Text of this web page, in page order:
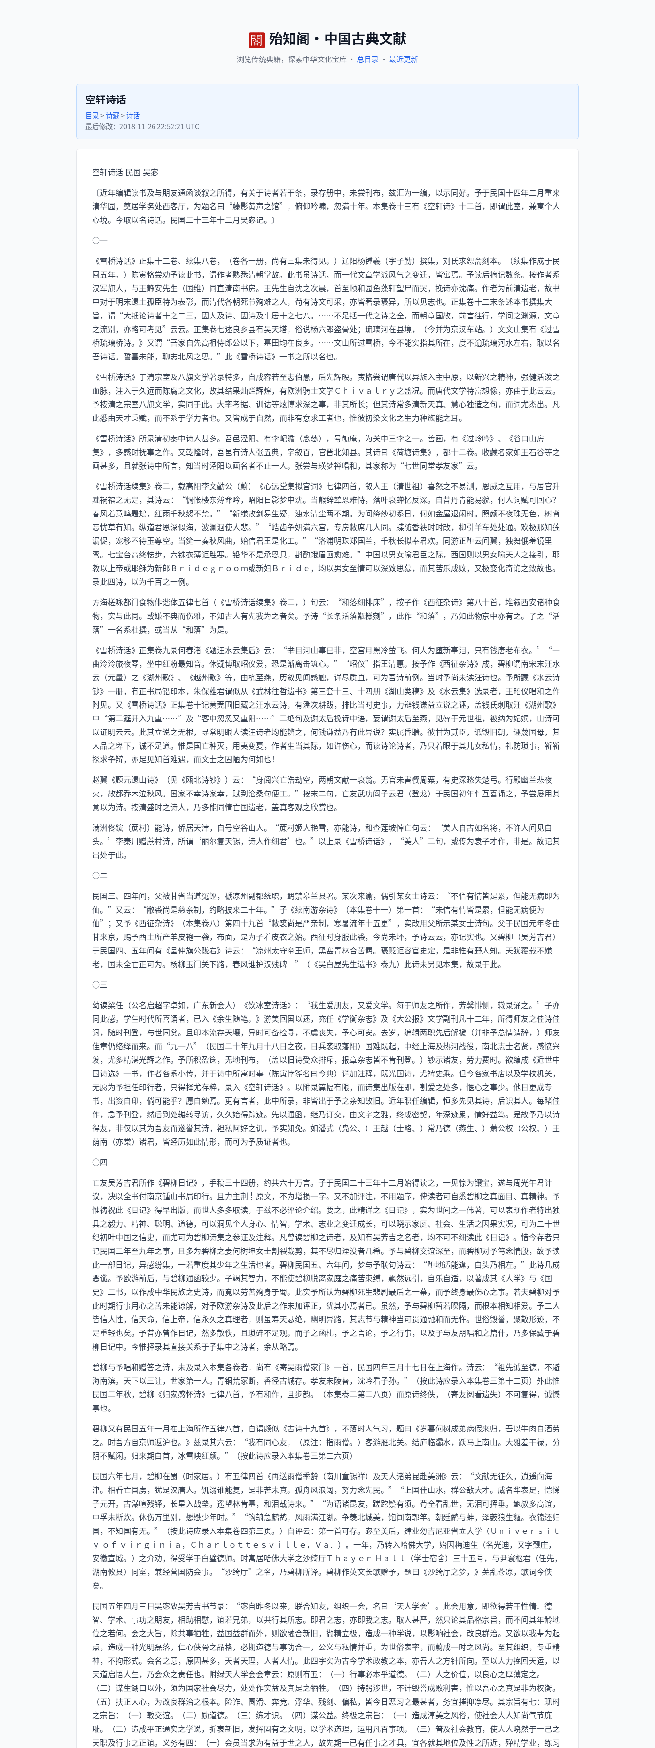
殆知阁 · 中国古典文献
浏览传统典籍， 探索中华文化宝库 · 总目录 · 最近更新
空轩诗话
目录>诗藏>诗话
最后修改： 2018-11-26 22:52:21 UTC
空轩诗话 民国 吴宓
〔近年编辑读书及与朋友通函谈叙之所得，有关于诗者若干条，录存册中，未尝刊布，兹汇为一编，以示同好。予于民国十四年二月重来
清华园，奠居学务处西客厅，为题名曰“藤影黄声之馆”，俯仰吟啸，忽满十年。本集卷十三有《空轩诗》十二首，即谓此室，兼寓个人
心境。今取以名诗话。民国二十三年十二月吴宓记。〕
○一
《雪桥诗话》正集十二卷、续集八卷，（卷各一册，尚有三集未得见。）辽阳杨锺羲（字子勤）撰集，刘氏求恕斋刻本。（续集作成于民
囤五年。）陈寅恪尝劝予读此书，谓作者熟悉清朝掌故。此书虽诗话，而一代文章学派风气之变迁，皆寓焉。予读后摘记数条。按作者系
汉军旗人，与王静安先生（国维）同直清南书房。王先生自沈之次晨，首至颐和园鱼藻轩望尸而哭，挽诗亦沈痛。作者为前清遗老，故书
中对于明末遗土孤臣特为表彰，而清代各朝死节殉难之人，苟有诗文可采，亦皆著录褒异，所以见志也。正集卷十二末条述本书撰集大
旨，谓“大抵论诗者十之二三，因人及诗、因诗及事居十之七八。……不足括一代之诗之全，而朝章国故，前言往行，学问之渊源，文章
之流别，亦略可考见”云云。正集卷七述良乡县有吴天塔，俗说杨六郎盗骨处；琉璃河在县境，（今并为京汉车站。）文文山集有《过雪
桥琉璃桥诗。》又谓“吾家自先高祖侍郎公以下，墓田均在良乡。……文山所过雪桥，今不能实指其所在，度不逾琉璃河水左右，取以名
吾诗话。誓墓未能，聊志北风之思。”此《雪桥诗话》一书之所以名也。
《雪桥诗话》于清宗室及八旗文学著录特多，自成容若至志伯愚，后先辉映。寅恪尝谓唐代以异族入主中原，以新兴之精神，强健活泼之
血脉，注入于久远而陈腐之文化，故其结果灿烂辉煌，有欧洲骑士文学Ｃｈｉｖａｌｒｙ之盛况。而唐代文学特富想像，亦由于此云云。
予按清之宗室八旗文学，实同于此。大率考据、训诂等炫博求深之事，非其所长；但其诗常多清新天真、慧心独造之句，而词尤杰出。凡
此悉由天才秉赋，而不系于学力者也。又皆成于自然，而非有意求工者也，惟彼初染文化之生力种族能之耳。
《雪桥诗话》所录清初秦中诗人甚多。吾邑泾阳、有李屺瞻（念慈），号劬庵，为关中三李之一。善画，有《过岭吟》、《谷口山房
集》，多感时抚事之作。又乾隆时，吾邑有诗人张五典，字叙百，官晋北知县。其诗曰《荷塘诗集》，都十二卷。收藏名家如王石谷等之
画甚多，且就张诗中所言，知当时泾阳以画名者不止一人。张尝与瑛梦禅唱和，其家称为“七世同堂孝友家”云。
《雪桥诗话续集》卷二，载高阳李文勤公（蔚）《心远堂集拟宫词》七律四首，叙人王（清世祖）喜怒之不易测，恩威之互用，与居官升
黜祸福之无定，其诗云：“惆怅楼东薄命吟，昭阳日影梦中沈。当熊辞辇恩难恃，落叶哀蝉忆反深。自昔丹青能易貌，何人词赋可回心？
春风着意鸣鶗鴂，红雨千秋怨不禁。”“新缣故剑易生疑，浊水清尘两不期。为问绛纱初系日，何如金屋退闲时。照颜不夜珠无色，树背
忘忧草有知。纵道君恩深似海，波澜洄使人悲。”“皓齿争妍满六宫，专房敝席几人同。蝶随香袂时时改，柳引羊车处处通。欢极那知莲
漏促，宠移不待玉尊空。当筵一奏秋风曲，始信君王是化工。”“洛浦明珠郑国兰，千秋长拟奉君欢。同游正堕云间翼，独舞俄羞镜里
鸾。七宝台高终怯步，六铢衣薄讵胜寒。铅华不是承恩具，斟酌蛾眉画愈难。”中国以男女喻君臣之际，西国则以男女喻天人之接引，耶
教以上帝或耶稣为新郎Ｂｒｉｄｅｇｒｏｏｍ或新妇Ｂｒｉｄｅ，均以男女至情可以深致思慕，而其苦乐成败，又极变化奇诡之致故也。
录此四诗，以为千百之一例。
方海槎咏都门食物俳谐体五律七首（《雪桥诗话续集》卷二，）句云：“和落细排床”，按子作《西征杂诗》第八十首，堆叙西安诸种食
物，实与此同。或嫌不典而伤雅，不知古人有先我为之者矣。予诗“长条活落甑糕剜”，此作“和落”，乃知此物京中亦有之。子之“活
落”一名系杜撰，或当从“和落”为是。
《雪桥诗话》正集卷九录何春渚《题汪水云集后》云：“举目河山事已非，空宫月黑冷萤飞。何人为堕新亭泪，只有钱唐老布衣。”“一
曲泠泠旅夜琴，坐中红粉最知音。休疑博取昭仪爱，恐是渐离击筑心。”“昭仪”指王清惠。按予作《西征杂诗》成，碧柳谓南宋末汪水
云（元量）之《湖州歌》、《越州歌》等，由杭至燕，历叙见闻感触，详尽质直，可为吾诗前例。当时予尚未读汪诗也。予所藏《水云诗
钞》一册，有正书局铅印本，朱保雄君谓似从《武林往哲遗书》第三套十三、十四册《湖山类稿》及《水云集》选录者，王昭仪唱和之作
附见。又《雪桥诗话》正集卷十记黄莞圃旧藏之汪水云诗，有潘次耕跋，排比当时史事，力辩钱谦益立说之诬，盖钱氏刺取汪《湖州歌》
中“第二筵开入九重……”及“客中忽忽又重阳……”二绝句及谢太后挽诗中语，妄谓谢太后至燕，见辱于元世祖，被纳为妃嫔，山诗可
以证明云云。此其立说之无根，寻常明眼人读汪诗者均能辨之，何钱谦益乃有此异说？实属昏聩。彼甘为贰臣，诋毁旧朝，诬蔑国母，其
人品之卑下，诚不足道。惟是国亡种灭，用夷变夏，作者生当其际，如许伤心，而读诗论诗者，乃只着眼于其儿女私情，礼防琐事，靳靳
探求争辩，亦足见知首难遇，而文士之固陋为何如也！
赵翼《题元遗山诗》（见《瓯北诗钞》）云：“身阅兴亡浩劫空，两朝文献一哀翁。无官未害餐周粟，有史深愁失楚弓。行殿幽兰悲夜
火，故都乔木泣秋风。国家不幸诗家幸，赋到沧桑句便工。”按末二句，亡友武功阎子云君（登龙）于民国初年忄互喜诵之，予尝屡用其
意以为诗。按清盛时之诗人，乃多能同情亡国遗老，盖真客观之欣赏也。
满洲佟鋐（蔗村）能诗，侨居天津，自号空谷山人。“蔗村姬人艳雪，亦能诗，和查莲坡悼亡句云：‘美人自古如名将，不许人间见白
头。’李秦川赠蔗村诗，所谓‘丽尔复天锡，诗人作细君’也。”以上录《雪桥诗话》，“美人”二句，或传为袁子才作，非是。故记其
出处于此。
○二
民国三、四年间，父被甘省当道冤诬，褫凉州副都统职，羁禁皋兰县署。某次来谕，偶引某女士诗云：“不信有情皆是累，但能无病即为
仙。”又云：“敝裘尚是慈亲制，约略披来二十年。”子《续南游杂诗》（本集卷十一）第一首：“未信有情皆是累，但能无病便为
仙”；又予《酉征杂诗》（本集卷八）第四十九首“敝裘尚是严亲制，寒暑流年十五更”，实改用父所示某女士诗句。父于民国元年冬由
甘来京，赐予西土所产羊皮袍一袭，布面，是为子着皮衣之始。西征时身服此裘，今尚未坏，予诗云云，亦记实也。又碧柳（吴芳吉君）
于民国四、五年间有《呈仲旗公陇右》诗云：“凉州太守帝王师，黑塞青林合苦羁。褒贬讵容官史定，是非惟有野人知。天犹覆载不嫌
老，国未全亡正可为。杨柳玉门关下路，春风谁护汉残碑！”（《吴白屋先生遗书》卷九）此诗未另见本集，故录于此。
○三
幼读梁任（公名启超字卓如，广东新会人）《饮冰室诗话》：“我生爱朋友，又爱文学。每于师友之所作，芳馨悱恻，辙录诵之。”子亦
同此感。学生时代所喜诵者，已入《余生随笔。》游美回国以还，充任《学衡杂志》及《大公报》文学副刊凡十二年，所得师友之佳诗佳
词，随时刊登，与世同赏。且印本流存天壤，异时可备检寻，不虞丧失，予心可安。去岁，编辑两职先后解褫（并非予怠情请辞，）师友
佳章仍络绎而来。而“九一八”（民国二十年九月十八日之夜，日兵袭取藩阳）国难既起，中经上海及热河战役，南北志士名贤，感愤兴
发，尤多精湛光辉之作。予所积盈箧，无地刊布，（盖以旧诗受众排斥，报章杂志皆不肯刊登。）钞示诸友，劳力费时。欲编成《近世中
国诗选》一书，作者各系小传，并于诗中所寓时事（陈寅悖名曰今典）详加注释，既光国诗，尤裨史乘。但今各家书店以及学校机关，
无愿为予担任印行者，只得择尤存粹，录入《空轩诗话》。以附录篇幅有限，而诗集出版在即，割爱之处多，惬心之事少。他日更成专
书，出资自印，倘可能乎？愿自勉焉。更有言者，此中所录，非皆出于予之亲知故旧。近年职任编辑，恒多先见其诗，后识其人。每睹佳
作，急予刊登，然后到处辗转寻访，久久始得踪迹。先以通函，继乃订交，由文字之雅，终成密契，年深迹累，情好益笃。是故予乃以诗
得友，非仅以其为吾友而遂誉其诗，袒私阿好之讥，予实知免。如潘式（凫公、）王越（士略、）常乃德（燕生、）萧公权（公权、）王
荫南（亦棠）诸君，皆经历如此情形，而可为予质证者也。
○四
亡友吴芳吉君所作《碧柳日记》，手稿三十四册，约共六十万言。子于民国二十三年十二月始得读之，一见惊为镶宝，遂与周光午君计
议，决以全书付南京锺山书局印行。且力主荆┋原文，不为增损一字。又不加评注，不用题序，俾读者可自悉碧柳之真面目、真精神。予
惟祷祝此《日记》得早出版，而世人多多取读，于兹不必评论介绍。要之，此精详之《日记》，实为世间之一伟著，可以表现作者特出独
具之毅力、精神、聪明、道德，可以洞见个人身心、情智，学术、志业之变迁成长，可以晓示家庭、社会、生活之因果实况，可为二十世
纪初叶中国之信史，而尤可为碧柳诗集之参证及注释。凡曾读碧柳之诗者，及知有吴芳吉之名者，均不可不细读此《日记》。惜今存者只
记民国二年至九年之事，且多为碧柳之妻何树坤女士割裂裁剪，其不尽归湮没者几希。予与碧柳交谊深至，而碧柳对予笃念情殷，故予读
此一部日记，异感纷集，一若重度其少年之生活也者。碧柳民国五、六年间，梦与予联句诗云：“堕地适能逢，白头乃相左。”此诗几成
恶谶。予欧游前后，与碧柳通函较少。子竭其智力，不能使碧柳脱离家庭之痛苦束缚，飘然远引，自乐自适，以著成其《人学》与《国
史》二书，以作成中华民族之史诗，而竟以劳苦殉身于蜀。此实予所认为碧柳死生悲剧最后之一幕，而予终身最伤心之事。若夫碧柳对予
此时期行事用心之苦未能谅解，对予欧游杂诗及此后之作末加评正，犹其小焉者已。虽然，予与碧柳暂若睽隔，而根本相知相爱。予二人
皆信人性，信天命，信上帝，信永久之真理者，则虽寿天悬绝，幽明异路，其志节与精神当可贯通融和而无忤。世俗毁誉，聚散形迹，不
足重轻也矣。予昔亦曾作日记，然多散佚，且琐碎不足观。而子之函札，予之言论，予之行事，以及子与友朋唱和之篇什，乃多保藏于碧
柳日记中。今惟择录其直接关系于子集中之诗者，余从略焉。
碧柳与予唱和赠答之诗，未及录入本集各卷者，尚有《寄吴雨僧家门》一首，民国四年三月十七日在上海作。诗云：“祖先诚至德，不避
海南滨。天下以三让，世家第一人。青铜荒冢断，香径古城存。孝友未陵替，沈吟看子孙。”（按此诗应录入本集卷三第十二页）外此惟
民国二年秋，碧柳《归家感怀诗》七律八首，予有和作，且步韵。（本集卷二第二八页）而原诗终佚，（寄友阅看遗失）不可复得，诚憾
事也。
碧柳又有民国五年一月在上海所作五律八首，自谓颇似《古诗十九首》，不落时人气习，题曰《岁暮何树成弟病假来归，吾以牛肉白酒劳
之。时吾方自京师返沪也。》兹录其六云：“我有同心友，（原注：指雨僧。）客游雁北关。结庐临灞水，跃马上南山。大雅羞干禄，分
阴不赋闲。归来期白首，冰雪映红颜。”（按此诗应录入本集卷三第二六页）
民国六年七月，碧柳在蜀（时家居。）有五律四首《再送雨僧季龄（南川童锡祥）及天人诸弟昆赴美洲》云：“文献无征久，逍遥向海
津。相看亡国虏，犹是汉唐人。饥溺谁能复，是非苦未真。孤舟风浪阔，努力念先民。”“上国佳山水，群公敌大才。威名华表足，恺悌
子元开。古瀑喧残铎，长星入战垒。遥望林肯墓，和泪载诗来。”“为语诸昆友，蹉跎鬃有须。苟全看乱世，无泪可挥垂。鲍叔多高谊，
中孚未断炊。休伤万里别，懋懋少年时。”“钩辀急鹧鸪，风雨满江湖。争羡北城美，饱闻南郭竿。朝廷鹬与蚌，泽薮狼生貙。衣锦还归
国，不知国有无。”（按此诗应录入本集卷四第三页。）自评云：第一首可存。宓至美后，肄业勿吉尼亚省立大学（Ｕｎｉｖｅｒｓｉｔ
ｙ ｏｆ ｖｉｒｇｉｎｉａ，Ｃｈａｒｌｏｔｔｅｓｖｉｌｌｅ，Ｖａ．）。一年，乃转入哈佛大学，始因梅迪生（名光迪，又字觐庄，
安徽宣城。）之介劝，得受学于白璧德师。时寓居哈佛大学之沙绮厅Ｔｈａｙｅｒ Ｈａｌｌ（学士宿舍）三十五号，与尹寰枢君（任先，
湖南攸县）同室，兼经营国防会事。“沙绮厅”之名，乃碧柳所译。碧柳作英文长歌赠予，题曰《沙绮厅之梦，》芜乱苍凉，歌词今佚
矣。
民国五年四月三日吴宓致吴芳吉书节录：“宓自昨冬以来，联合知友，组织一会，名曰‘天人学会’。此会用意，即欲得若干性情、德
智、学术、事功之朋友，相助相慰，谊若兄弟，以共行其所志。即君之志，亦即我之志。取人甚严，然只论其品格宗旨，而不问其年龄地
位之若何。会之大旨，除共事牺牲，益国益群而外，则欲融合新旧，撷精立极，造成一种学说，以影响社会，改良群治。又欲以我辈为起
点，造成一种光明磊落，仁心侠骨之品格，必期道德与事功合一，公义与私情并重，为世俗表率，而蔚成一时之风尚。至其组织，专重精
神，不拘形式。会名之意，原因甚多，天者天理，人者人情。此四字实为古今学术政教之本，亦吾人之方针所向。至以人力挽回天运，以
天道启悟人生，乃会众之责任也。附绿天人学会会章云：原则有五：（一）行事必本乎道德。（二）人之价值，以良心之厚薄定之。
（三）谋生餬口以外，须为国家社会尽力，处处作实益及真是之牺牲。（四）持躬涉世，不计毁誉成败利害，惟以吾心之真是非为权衡。
（五）扶正人心，为改良群治之根本。险诈、圆滑、奔竞、浮华、残刻、偏私，皆今日恶习之最甚者，务宜摧抑净尽。其宗旨有七：现时
之宗旨：（一）敦交谊。（二）励道德。（三）练才识。（四）谋公益。终极之宗旨：（一）造成淳美之风俗，使社会人人知尚气节廉
耻。（二）造成平正通实之学说，折衷新旧，发挥固有之文明，以学术道理，运用凡百事项。（三）普及社会教育，使人人晓然于一己之
天职及行事之正谊。义务有四：（一）会员当求为有益于世之人，故先期一已有任事之才具，宜各就其地位及性之所近，殚精学业，练习